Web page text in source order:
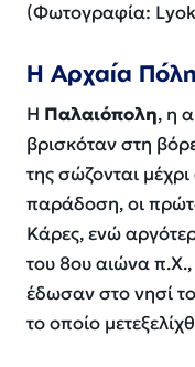
(Φωτογραφία:
Η Αρχαία Πόλη
Η Παλαιόπολη, η
βρισκόταν στη
της σώζονται
παράδοση, οι
Κάρες, ενώ
του 8ου αιώνα
έδωσαν στο νησί
το οποίο